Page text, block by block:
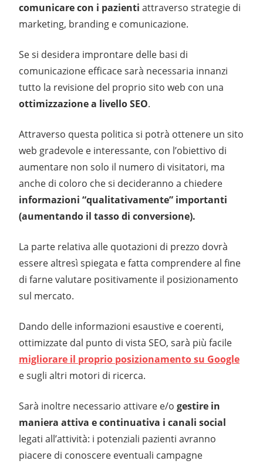
comunicare con i pazienti attraverso strategie di
marketing, branding e comunicazione.
Se si desidera improntare delle basi di
comunicazione efficace sarà necessaria innanzi
tutto la revisione del proprio sito web con una
ottimizzazione a livello SEO.
Attraverso questa politica si potrà ottenere un sito
web gradevole e interessante, con l’obiettivo di
aumentare non solo il numero di visitatori, ma
anche di coloro che si decideranno a chiedere
informazioni “qualitativamente” importanti
(aumentando il tasso di conversione).
La parte relativa alle quotazioni di prezzo dovrà
essere altresì spiegata e fatta comprendere al fine
di farne valutare positivamente il posizionamento
sul mercato.
Dando delle informazioni esaustive e coerenti,
ottimizzate dal punto di vista SEO, sarà più facile
migliorare il proprio posizionamento su Google
e sugli altri motori di ricerca.
Sarà inoltre necessario attivare e/o gestire in
maniera attiva e continuativa i canali social
legati all’attività: i potenziali pazienti avranno
piacere di conoscere eventuali campagne